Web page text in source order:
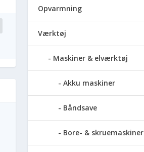
Opvarmning
Værktøj
Maskiner & elværktøj
Akku maskiner
Båndsave
Bore- & skruemaskiner